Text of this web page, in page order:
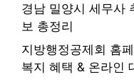
경남 밀양시 세무사
보 총정리
지방행정공제회 홈
복지 혜택 & 온라인